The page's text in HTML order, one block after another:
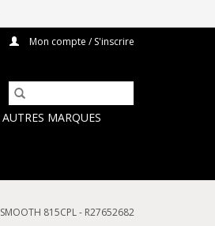
Mon compte / S'inscrire
AUTRES MARQUES
815CPL - R27652682